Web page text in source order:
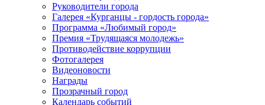
Руководители города
Галерея «Курганцы - гордость города»
Программа «Любимый город»
Премия «Трудящаяся молодежь»
Противодействие коррупции
Фотогалерея
Видеоновости
Награды
Прозрачный город
Календарь событий